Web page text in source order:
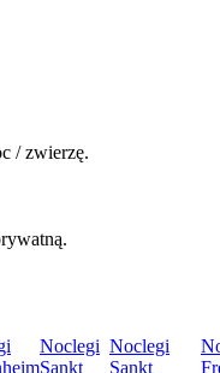
/ zwierzę.
Noclegi
Sankt
Noclegi
Sankt